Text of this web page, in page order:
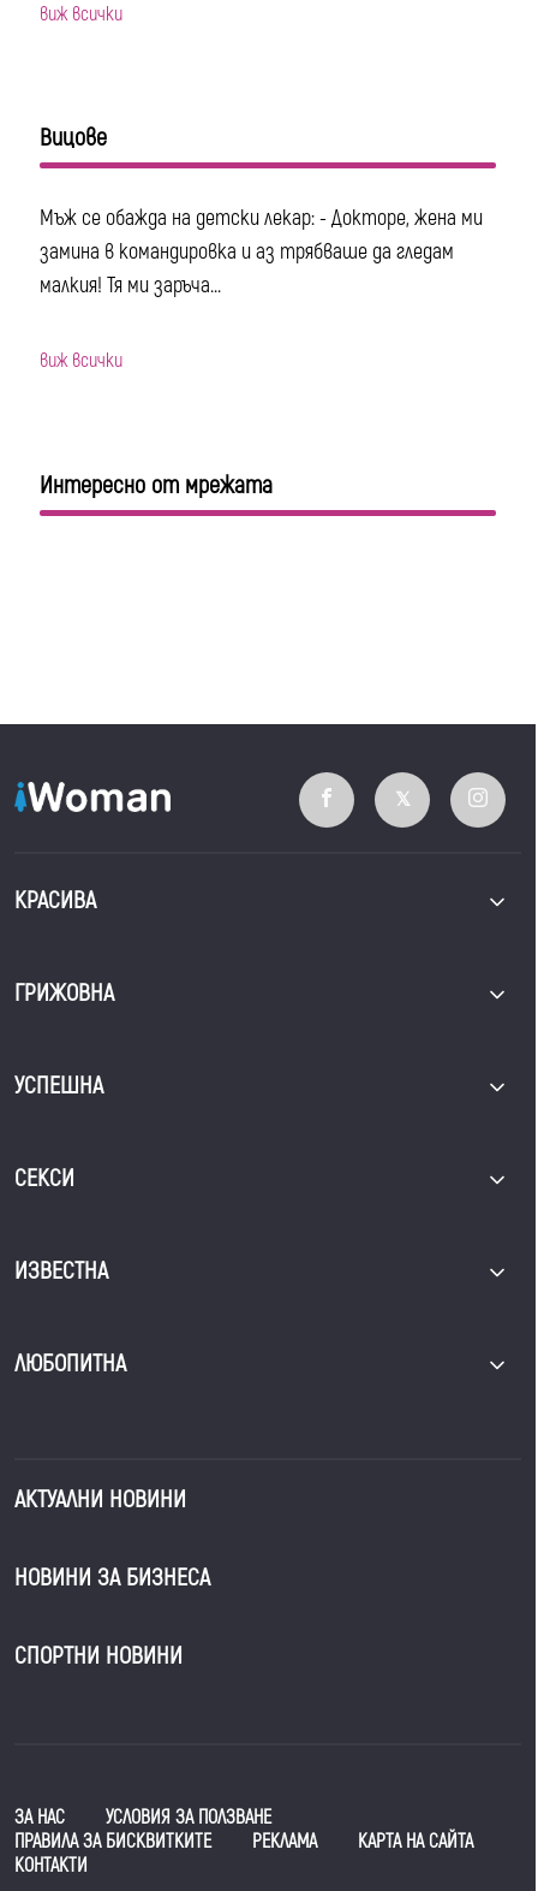
виж всички
Вицове
Мъж се обажда на детски лекар: - Докторе, жена ми
замина в командировка и аз трябваше да гледам
малкия! Тя ми заръча...
виж всички
Интересно от мрежата
КРАСИВА
ГРИЖОВНА
УСПЕШНА
СЕКСИ
ИЗВЕСТНА
ЛЮБОПИТНА
АКТУАЛНИ НОВИНИ
НОВИНИ ЗА БИЗНЕСА
СПОРТНИ НОВИНИ
ЗА НАС
УСЛОВИЯ ЗА ПОЛЗВАНЕ
ПРАВИЛА ЗА БИСКВИТКИТЕ
РЕКЛАМА
КАРТА НА САЙТА
КОНТАКТИ